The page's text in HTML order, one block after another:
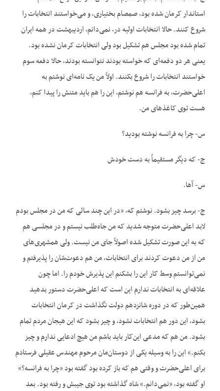
استاندار کرمان شده بود، صمصام بختیاری، و می‌خواستند انتخابات را
شروع کنند. حالا انتخابات اولیه در، نمی‌دانم، اردیبهشت در همه ایران
تمام شده بود مجلس هم تشکیل بود ولی انتخابات کرمان نشده بود.
یعنی هر دو دفعه‌ای که خواسته بودند نتوانسته بودند، حالا دفعه سوم
خواستند انتخابات را شروع بکنند. اولاً من یک نامه‌ای نوشتم به
اعلی‌حضرت، به فرانسه هم نوشتم، این را هم باید متنش را پیدا کنم،
هست توی کاغذهای من.
س- چرا به فرانسه نوشته بودید؟
ج- که دیگر مستقیماً به دست خودش
س- آها.
ج- برسد چیز بشود. نوشتم که، «در این چند سالی که من در مجلس بودم
لابد اعلی‌حضرت متوجه شدید که من جاه‌طلب نیستم و در مجلسی هم
که به این صورت تشکیل شده اصولاً جای من نیست. ولی همشهری‌های
من از من دعوت کردند برای انتخابات، من هم دعوت‌شان را پذیرفتم و
نمی‌توانستم وسط کار این را بشکنم این پذیرش خودم را. اما چون
علاقه‌ای به انتخابات ندارم این است که اعلی‌حضرت دستور بدهید
همین‌طور که در دوره شانزدهم دولت نگذاشت در کرمان انتخابات
بشود، این دور هم انتخابات نشود، و چیز بشود که این هیجان مردم تمام
بشود. من هم که مدعی این‌کار باید باشم من هیچ ادعایی ندارم و چیز
بکنم.» این را به وسیله یکی از دوستان‌مان مرحوم مهندس عقیلی فرستادم
برای اعلی‌حضرت و وقتی هم که باز کرده بود گفته بود «چرا به فرانسه؟»
او گفته بود، «نمی‌دانم.» شاه گذاشته بود توی جیبش و رفته بود. بعد